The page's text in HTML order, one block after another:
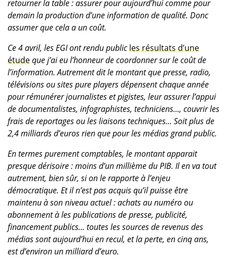
retourner la table : assurer pour aujourd’hui comme pour
demain la production d’une information de qualité. Donc
assumer que cela a un coût.
Ce 4 avril, les EGI ont rendu publicles résultats d’une
étudeque j’ai eu l’honneur de coordonner sur le coût de
l’information. Autrement dit le montant que presse, radio,
télévisions ou sites pure players dépensent chaque année
pour rémunérer journalistes et pigistes, leur assurer l’appui
de documentalistes, infographistes, techniciens…, couvrir les
frais de reportages ou les liaisons techniques… Soit plus de
2,4 milliards d’euros rien que pour les médias grand public.
En termes purement comptables, le montant apparait
presque dérisoire : moins d’un millième du PIB. Il en va tout
autrement, bien sûr, si on le rapporte à l’enjeu
démocratique. Et il n’est pas acquis qu’il puisse être
maintenu à son niveau actuel : achats au numéro ou
abonnement à les publications de presse, publicité,
financement publics… toutes les sources de revenus des
médias sont aujourd’hui en recul, et la perte, en cinq ans,
est d’environ un milliard d’euro.